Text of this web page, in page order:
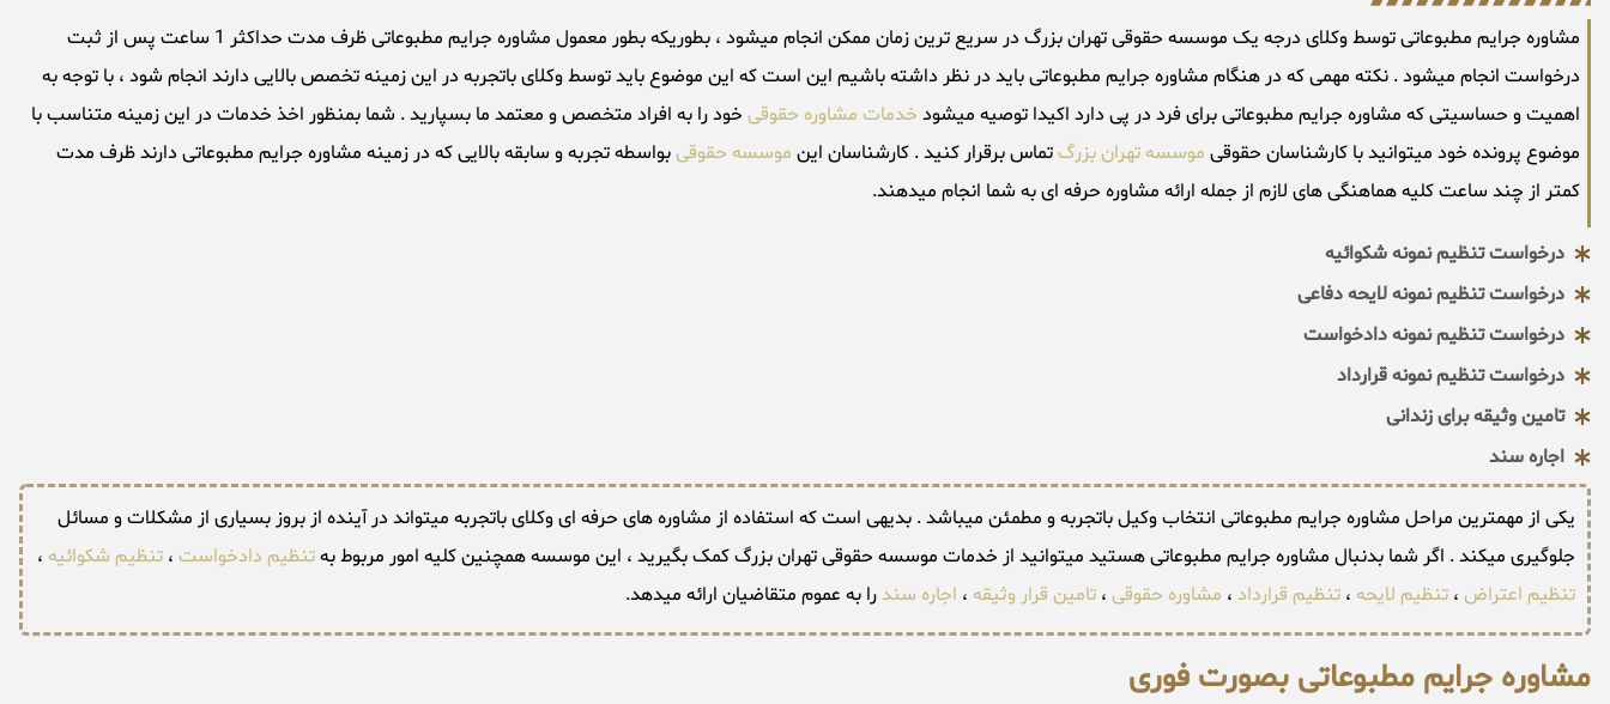
مشاوره جرایم مطبوعاتی توسط وکلای درجه یک موسسه حقوقی تهران بزرگ در سریع ترین زمان ممکن انجام میشود ، بطوریکه بطور معمول مشاوره جرایم مطبوعاتی ظرف مدت حداکثر 1 ساعت پس از ثبت
درخواست انجام میشود . نکته مهمی که در هنگام مشاوره جرایم مطبوعاتی باید در نظر داشته باشیم این است که این موضوع باید توسط وکلای باتجربه در این زمینه تخصص بالایی دارند انجام شود ، با توجه به
اهمیت و حساسیتی که مشاوره جرایم مطبوعاتی برای فرد در پی دارد اکیدا توصیه میشود خدمات مشاوره حقوقی خود را به افراد متخصص و معتمد ما بسپارید . شما بمنظور اخذ خدمات در این زمینه متناسب با
موضوع پرونده خود میتوانید با کارشناسان حقوقی موسسه تهران بزرگتماس برقرار کنید . کارشناسان این موسسه حقوقیبواسطه تجربه و سابقه بالایی که در زمینه مشاوره جرایم مطبوعاتی دارند ظرف مدت
کمتر از چند ساعت کلیه هماهنگی های لازم از جمله ارائه مشاوره حرفه ای به شما انجام میدهند.
درخواست تنظیم نمونه شکوائیه
درخواست تنظیم نمونه لایحه دفاعی
درخواست تنظیم نمونه دادخواست
درخواست تنظیم نمونه قرارداد
تامین وثیقه برای زندانی
اجاره سند
یکی از مهمترین مراحل مشاوره جرایم مطبوعاتی انتخاب وکیل باتجربه و مطمئن میباشد . بدیهی است که استفاده از مشاوره های حرفه ای وکلای باتجربه میتواند در آینده از بروز بسیاری از مشکلات و مسائل
جلوگیری میکند . اگر شما بدنبال مشاوره جرایم مطبوعاتی هستید میتوانید از خدمات موسسه حقوقی تهران بزرگ کمک بگیرید ، این موسسه همچنین کلیه امور مربوط بهتنظیم دادخواست ، تنظیم شکوائیه ،
تنظیم اعتراض ، تنظیم لایحه ، تنظیم قرارداد ، مشاوره حقوقی ، تامین قرار وثیقه ، اجاره سند را به عموم متقاضیان ارائه میدهد.
مشاوره جرایم مطبوعاتی بصورت فوری